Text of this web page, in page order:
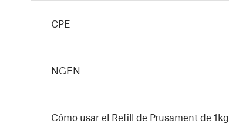
CPE
NGEN
Cómo usar el Refill de Prusament de 1kg